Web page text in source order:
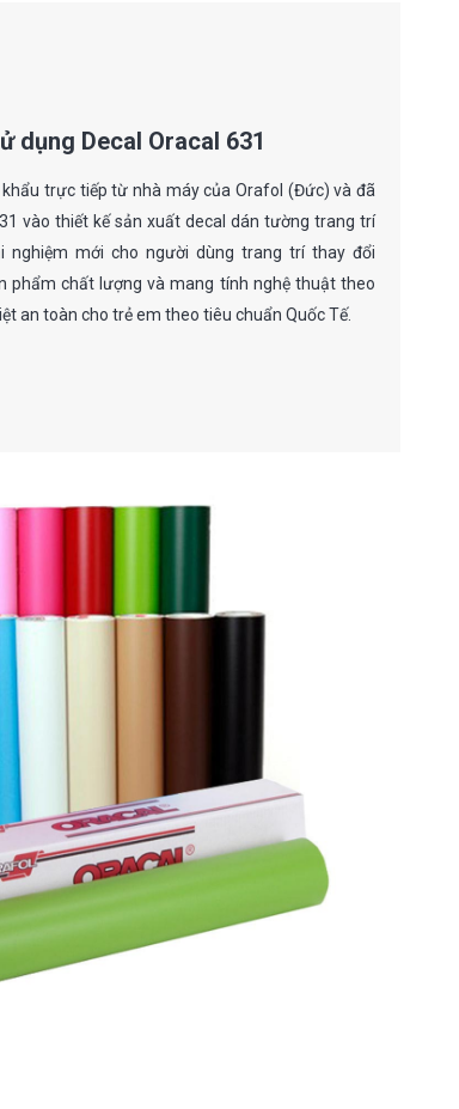
dụng Decal Oracal 631
khẩu trực tiếp từ nhà máy của Orafol (Đức) và đã
vào thiết kế sản xuất decal dán tường trang trí
nghiệm mới cho người dùng trang trí thay đổi
phẩm chất lượng và mang tính nghệ thuật theo
an toàn cho trẻ em theo tiêu chuẩn Quốc Tế.